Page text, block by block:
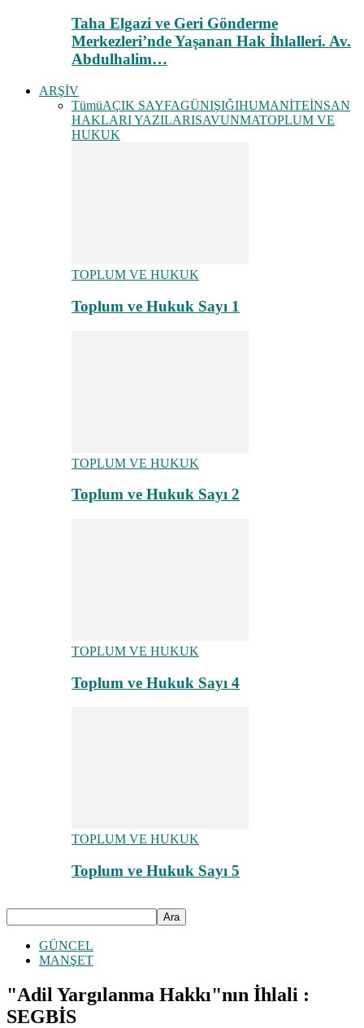
Taha Elgazi ve Geri Gönderme
Merkezleri’nde Yaşanan Hak İhlalleri. Av.
Abdulhalim…
ARŞİV
TümüAÇIK SAYFAGÜNIŞIĞIHUMANİTEİNSAN
HAKLARI YAZILARISAVUNMATOPLUM VE
HUKUK
TOPLUM VE HUKUK
Toplum ve Hukuk Sayı 1
TOPLUM VE HUKUK
Toplum ve Hukuk Sayı 2
TOPLUM VE HUKUK
Toplum ve Hukuk Sayı 4
TOPLUM VE HUKUK
Toplum ve Hukuk Sayı 5
GÜNCEL
MANŞET
"Adil Yargılanma Hakkı"nın İhlali :
SEGBİS